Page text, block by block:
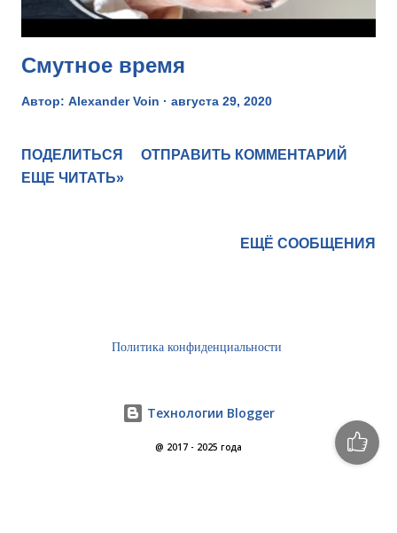
Смутное время
Автор: Alexander Voin августа 29, 2020
ПОДЕЛИТЬСЯ
ОТПРАВИТЬ КОММЕНТАРИЙ
ЕЩЕ ЧИТАТЬ»
ЕЩЁ СООБЩЕНИЯ
Политика конфиденциальности
Технологии Blogger
@ 2017 - 2025 года